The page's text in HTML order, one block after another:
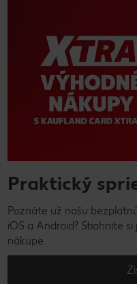
Praktický
Poznáte už našu
iOS a Android? Stiahnite
nákupe.